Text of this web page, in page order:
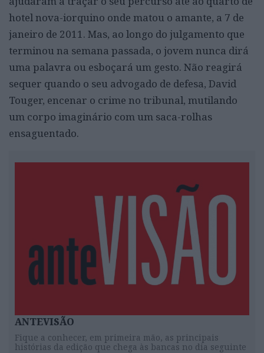
hotel nova-iorquino onde matou o amante, a 7 de
janeiro de 2011. Mas, ao longo do julgamento que
terminou na semana passada, o jovem nunca dirá
uma palavra ou esboçará um gesto. Não reagirá
sequer quando o seu advogado de defesa, David
Touger, encenar o crime no tribunal, mutilando
um corpo imaginário com um saca-rolhas
ensaguentado.
ANTEVISÃO
Fique a conhecer, em primeira mão, as principais
histórias da edição que chega às bancas no dia seguinte